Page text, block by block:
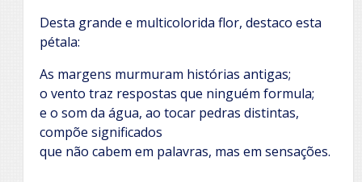
Desta grande e multicolorida flor, destaco esta
pétala:
As margens murmuram histórias antigas;
o vento traz respostas que ninguém formula;
e o som da água, ao tocar pedras distintas,
compõe significados
que não cabem em palavras, mas em sensações.